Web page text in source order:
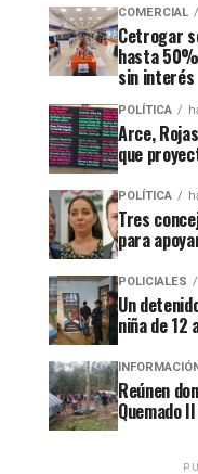
COMERCIAL
Cetrogar
hasta
sin interés
POLÍTICA
Arce,
que
POLÍTICA
Tres
para
POLICIALES
Un
niña de 12
Reúnen
Quemado